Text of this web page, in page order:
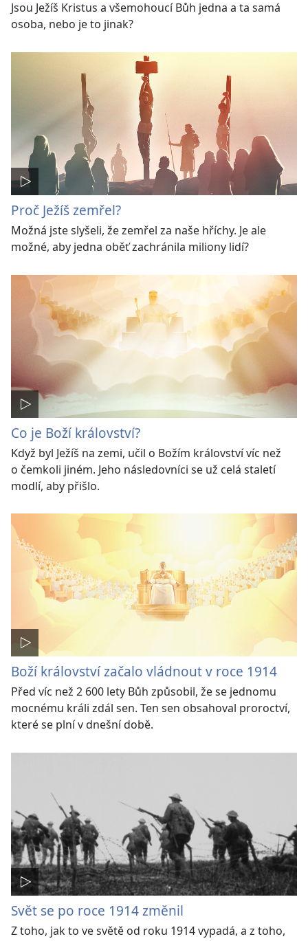
Jsou Ježíš Kristus a všemohoucí Bůh jedna a ta samá
osoba, nebo je to jinak?
Proč Ježíš zemřel?
Možná jste slyšeli, že zemřel za naše hříchy. Je ale
možné, aby jedna oběť zachránila miliony lidí?
Co je Boží království?
Když byl Ježíš na zemi, učil o Božím království víc než
o čemkoli jiném. Jeho následovníci se už celá staletí
modlí, aby přišlo.
Boží království začalo vládnout v roce 1914
Před víc než 2 600 lety Bůh způsobil, že se jednomu
mocnému králi zdál sen. Ten sen obsahoval proroctví,
které se plní v dnešní době.
Svět se po roce 1914 změnil
Z toho, jak to ve světě od roku 1914 vypadá, a z toho,